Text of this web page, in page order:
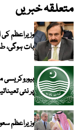
متعلقہ خبریں
وزیراعظم
بات ہوگی،
بیوروکریسی
پر نئی
وزیراعظم